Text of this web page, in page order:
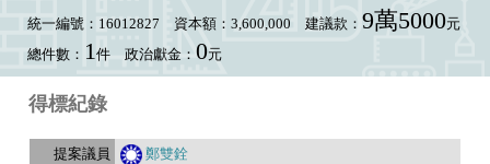
統一編號：16012827 資本額：3,600,000 建議款： 9萬5000元
總件數： 1件 政治獻金： 0元
得標紀錄
鄭雙銓